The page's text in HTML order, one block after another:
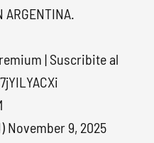
ARGENTINA.
| Suscribite al
November 9, 2025